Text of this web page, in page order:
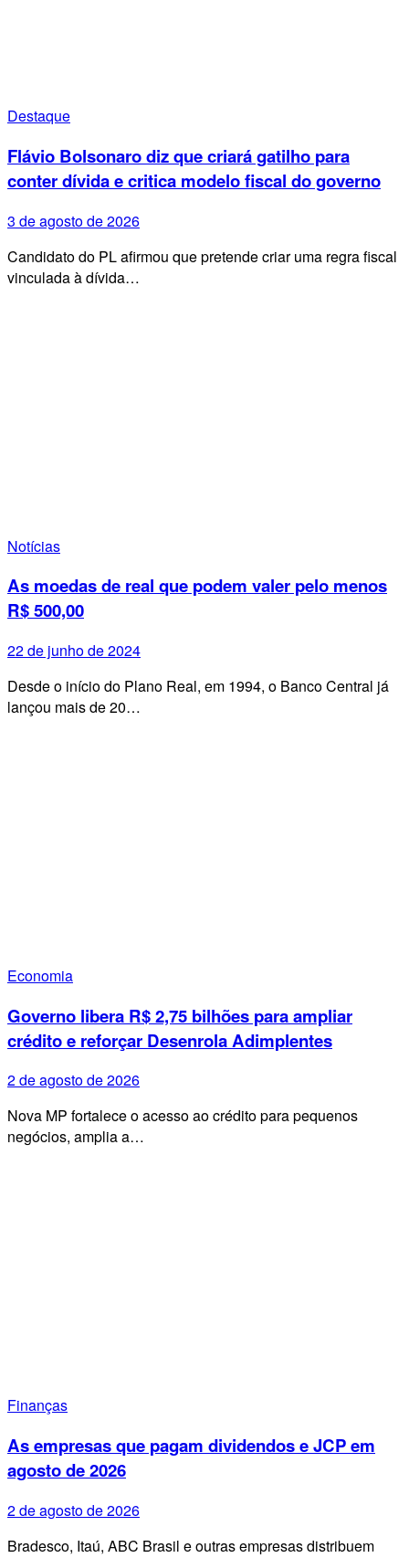
Destaque
Flávio Bolsonaro diz que criará gatilho para
conter dívida e critica modelo fiscal do governo
3 de agosto de 2026
Candidato do PL afirmou que pretende criar uma regra fiscal
vinculada à dívida…
Notícias
As moedas de real que podem valer pelo menos
R$ 500,00
22 de junho de 2024
Desde o início do Plano Real, em 1994, o Banco Central já
lançou mais de 20…
Economia
Governo libera R$ 2,75 bilhões para ampliar
crédito e reforçar Desenrola Adimplentes
2 de agosto de 2026
Nova MP fortalece o acesso ao crédito para pequenos
negócios, amplia a…
Finanças
As empresas que pagam dividendos e JCP em
agosto de 2026
2 de agosto de 2026
Bradesco, Itaú, ABC Brasil e outras empresas distribuem